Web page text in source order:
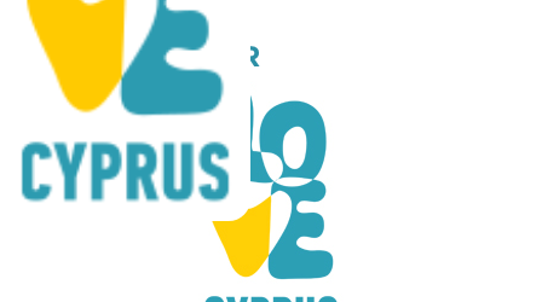
ALL SPORTS BAR
ALL SPORTS BAR